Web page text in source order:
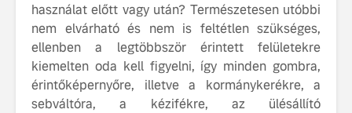
használat előtt vagy után? Természetesen utóbbi
nem elvárható és nem is feltétlen szükséges,
ellenben a legtöbbször érintett felületekre
kiemelten oda kell figyelni, így minden gombra,
érintőképernyőre, illetve a kormánykerékre, a
sebváltóra, a kézifékre, az ülésállító